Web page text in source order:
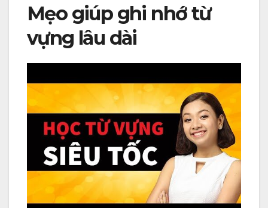
Mẹo giúp ghi nhớ từ
vựng lâu dài